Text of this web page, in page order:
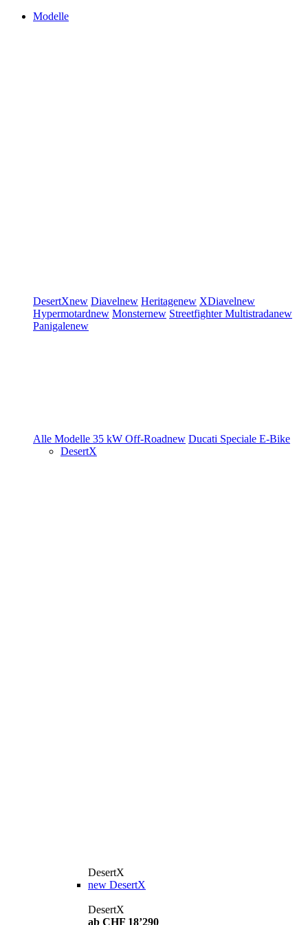
Modelle
DesertXnew Diavelnew Heritagenew XDiavelnew
Hypermotardnew Monsternew StreetfighterMultistradanew
Panigalenew
Alle Modelle 35 kW Off-Roadnew Ducati Speciale E-Bike
DesertX
DesertX
new DesertX
DesertX
ab CHF 18’290